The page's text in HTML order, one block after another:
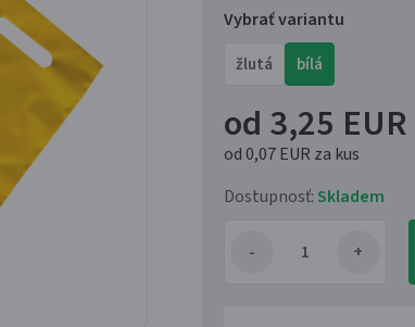
Vybrať variantu
žlutá bílá
od 3,25 EUR
od 0,07 EUR za kus
Dostupnosť:Skladem